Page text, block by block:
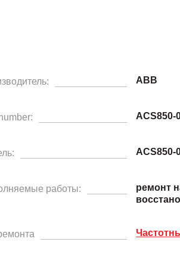
ABB
ACS850-
ACS850-
работы:
ремонт